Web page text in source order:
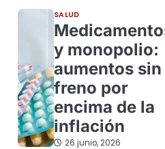
SALUD
y monopolio:
aumentos sin
freno por
encima de la
inflación
26 junio, 2026